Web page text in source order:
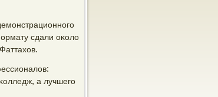
сдали оκоло
а лучшегο